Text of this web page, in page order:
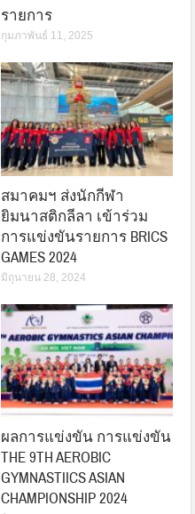
รายการ
กุมภาพันธ์ 11, 2025
สมาคมฯ ส่งนักกีฬา
ยิมนาสติกลีลา เข้าร่วม
การแข่งขันรายการ BRICS
GAMES 2024
มิถุนายน 28, 2024
ผลการแข่งขัน การแข่งขัน
THE 9TH AEROBIC
GYMNASTIICS ASIAN
CHAMPIONSHIP 2024